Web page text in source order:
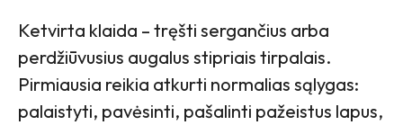
Ketvirta klaida – tręšti sergančius arba
perdžiūvusius augalus stipriais tirpalais.
Pirmiausia reikia atkurti normalias sąlygas:
palaistyti, pavėsinti, pašalinti pažeistus lapus,